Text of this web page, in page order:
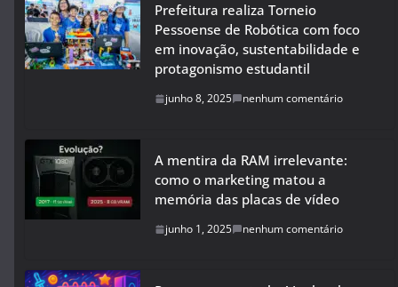
Prefeitura realiza Torneio
Pessoense de Robótica com foco
em inovação, sustentabilidade e
protagonismo estudantil
junho 8, 2025 nenhum comentário
A mentira da RAM irrelevante:
como o marketing matou a
memória das placas de vídeo
junho 1, 2025 nenhum comentário